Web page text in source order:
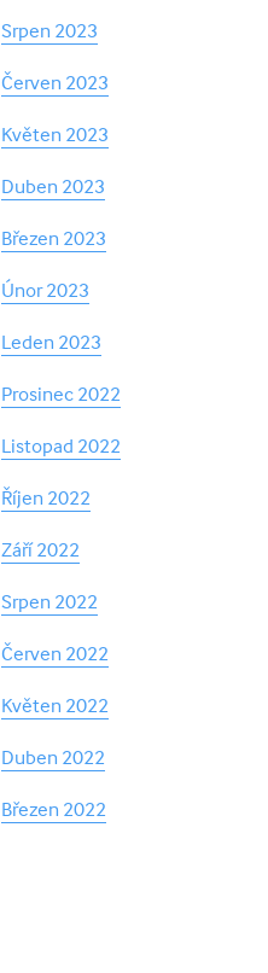
Srpen 2023
Červen 2023
Květen 2023
Duben 2023
Březen 2023
Únor 2023
Leden 2023
Prosinec 2022
Listopad 2022
Říjen 2022
Září 2022
Srpen 2022
Červen 2022
Květen 2022
Duben 2022
Březen 2022